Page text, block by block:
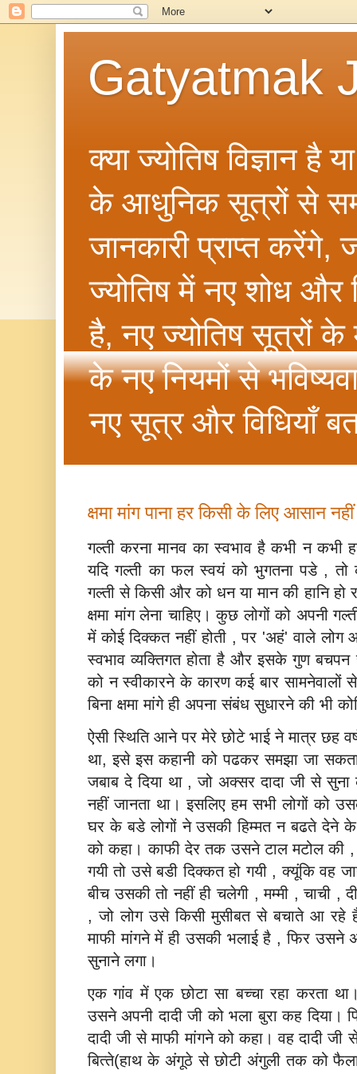
Gatyatmak
क्या ज्योतिष विज्ञान
के आधुनिक सूत्रों से
जानकारी प्राप्त करेंगे,
ज्योतिष में नए शोध और
है, नए ज्योतिष सूत्रों
के नए नियमों से
नए सूत्र और विधियाँ
क्षमा मांग पाना हर किसी के लिए आसान नहीं
गल्‍ती करना मानव का स्‍वभाव है कभी न कभी
यदि गल्‍ती का फल स्‍वयं को भुगतना पडे , तो
गल्‍ती से किसी और को धन या मान की हानि हो
क्षमा मांग लेना चाहिए। कुछ लोगों को अपनी
में कोई दिक्‍कत नहीं होती , पर 'अहं' वाले लोग
स्‍वभाव व्‍यक्तिगत होता है और इसके गुण बचपन
को न स्‍वीकारने के कारण कई बार सामनेवालों
बिना क्षमा मांगे ही अपना संबंध सुधारने की भी
ऐसी स्थिति आने पर मेरे छोटे भाई ने मात्र छह
था, इसे इस कहानी को पढकर समझा जा
जबाब दे दिया था , जो अक्‍सर दादा जी से
नहीं जानता था। इसलिए हम सभी लोगों को
घर के बडे लोगों ने उसकी हिम्‍मत न बढते देने के
को कहा। काफी देर तक उसने टाल मटोल की
गयी तो उसे बडी दिक्‍कत हो गयी , क्‍यूंकि वह
बीच उसकी तो नहीं ही चलेगी , मम्‍मी , चाची ,
, जो लोग उसे किसी मुसीबत से बचाते आ रहे
माफी मांगने में ही उसकी भलाई है , फिर उसने
सुनाने लगा।
एक गांव में एक छोटा सा बच्‍चा रहा करता
उसने अपनी दादी जी को भला बुरा कह
दादी जी से माफी मांगने को कहा। वह दादी
बित्‍ते(हाथ के अंगूठे से छोटी अंगुली तक को